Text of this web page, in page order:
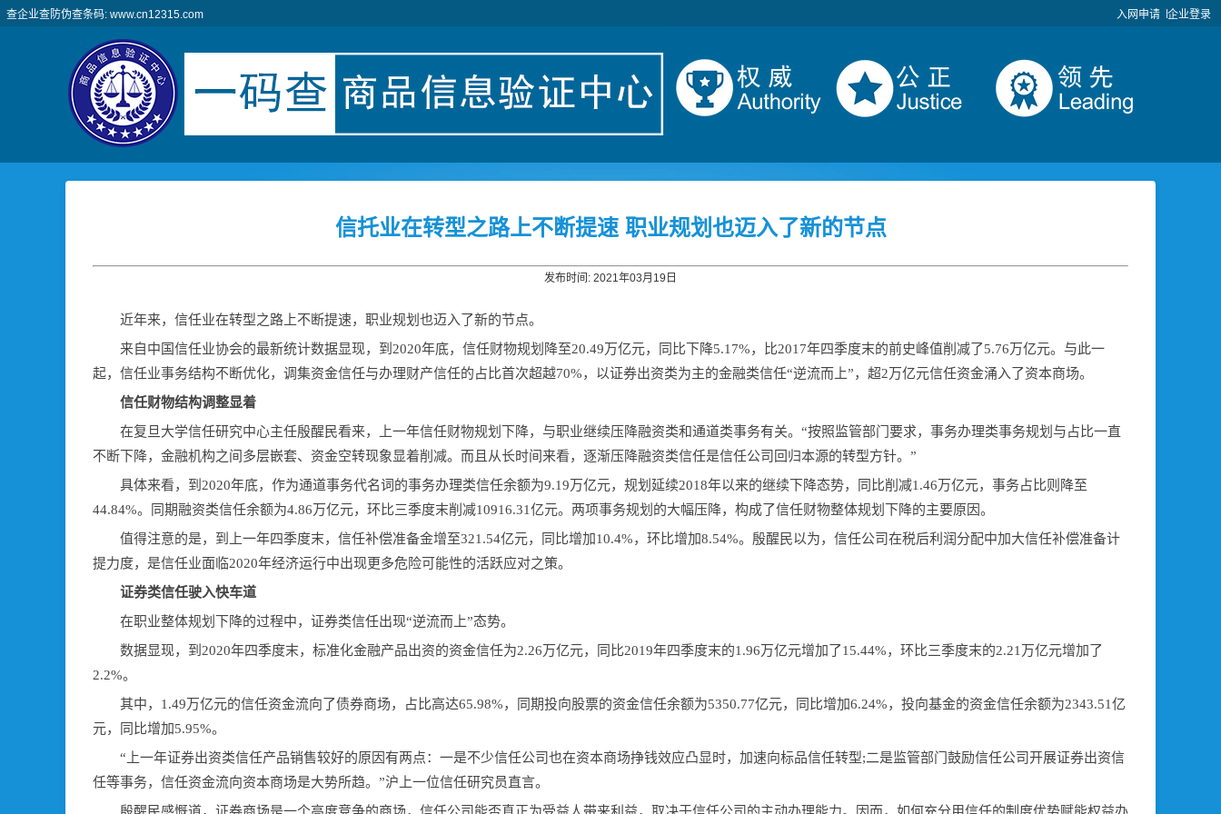
查企业查防伪查条码: www.cn12315.com 入网申请 企业登录
信托业在转型之路上不断提速 职业规划也迈入了新的节点
发布时间: 2021年03月19日
近年来，信任业在转型之路上不断提速，职业规划也迈入了新的节点。
来自中国信任业协会的最新统计数据显现，到2020年底，信任财物规划降至20.49万亿元，同比下降5.17%，比2017年四季度末的前史峰值削减了5.76万亿元。与此一
起，信任业事务结构不断优化，调集资金信任与办理财产信任的占比首次超越70%，以证券出资类为主的金融类信任“逆流而上”，超2万亿元信任资金涌入了资本商场。
信任财物结构调整显着
在复旦大学信任研究中心主任殷醒民看来，上一年信任财物规划下降，与职业继续压降融资类和通道类事务有关。“按照监管部门要求，事务办理类事务规划与占比一直
不断下降，金融机构之间多层嵌套、资金空转现象显着削减。而且从长时间来看，逐渐压降融资类信任是信任公司回归本源的转型方针。”
具体来看，到2020年底，作为通道事务代名词的事务办理类信任余额为9.19万亿元，规划延续2018年以来的继续下降态势，同比削减1.46万亿元，事务占比则降至
44.84%。同期融资类信任余额为4.86万亿元，环比三季度末削减10916.31亿元。两项事务规划的大幅压降，构成了信任财物整体规划下降的主要原因。
值得注意的是，到上一年四季度末，信任补偿准备金增至321.54亿元，同比增加10.4%，环比增加8.54%。殷醒民以为，信任公司在税后利润分配中加大信任补偿准备计
提力度，是信任业面临2020年经济运行中出现更多危险可能性的活跃应对之策。
证券类信任驶入快车道
在职业整体规划下降的过程中，证券类信任出现“逆流而上”态势。
数据显现，到2020年四季度末，标准化金融产品出资的资金信任为2.26万亿元，同比2019年四季度末的1.96万亿元增加了15.44%，环比三季度末的2.21万亿元增加了
2.2%。
其中，1.49万亿元的信任资金流向了债券商场，占比高达65.98%，同期投向股票的资金信任余额为5350.77亿元，同比增加6.24%，投向基金的资金信任余额为2343.51亿
元，同比增加5.95%。
“上一年证券出资类信任产品销售较好的原因有两点：一是不少信任公司也在资本商场挣钱效应凸显时，加速向标品信任转型;二是监管部门鼓励信任公司开展证券出资信
任等事务，信任资金流向资本商场是大势所趋。”沪上一位信任研究员直言。